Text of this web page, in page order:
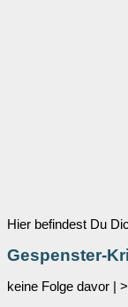
Hier befindest Du
Gespenster-
keine Folge davor |